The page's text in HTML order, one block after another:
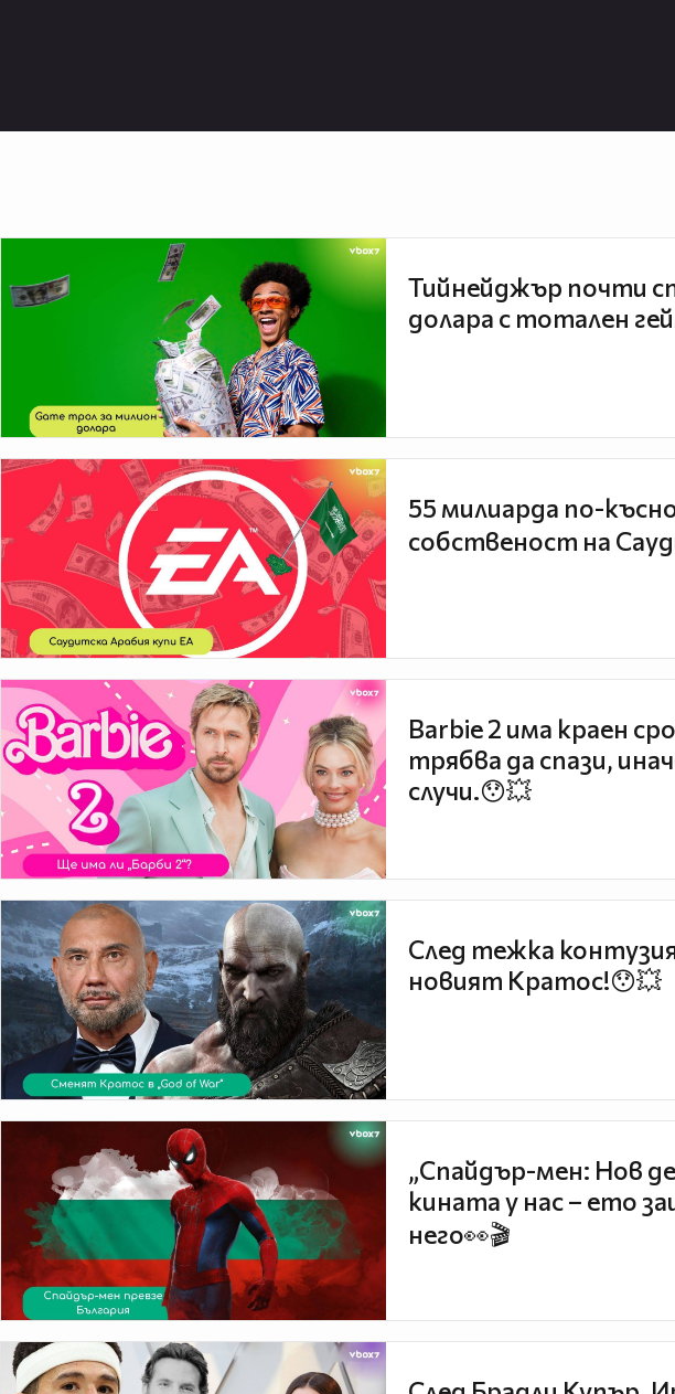
Тийнейджър почти
долара с тотален
55 милиарда по-
собственост на
Barbie 2 има краен
трябва да спази,
случи.😯💥
След тежка
новият Кратос!😯💥
„Спайдър-мен: Нов
кината у нас – ето
него👀🎬